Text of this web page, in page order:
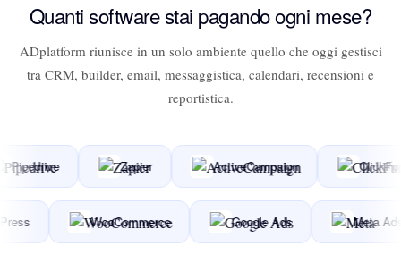
Quanti software stai pagando ogni mese?
ADplatform riunisce in un solo ambiente quello che oggi gestisci
tra CRM, builder, email, messaggistica, calendari, recensioni e
reportistica.
Zapier ActiveCampaign ClickFunnels
WordPress WooCommerce Google Ads